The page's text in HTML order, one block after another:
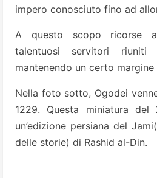
impero conosciuto fino ad
A questo scopo ricorse
talentuosi servitori
mantenendo un certo margine
Nella foto sotto, Ogodei
1229. Questa miniatura del
un’edizione persiana del
delle storie) di Rashid al-Din.